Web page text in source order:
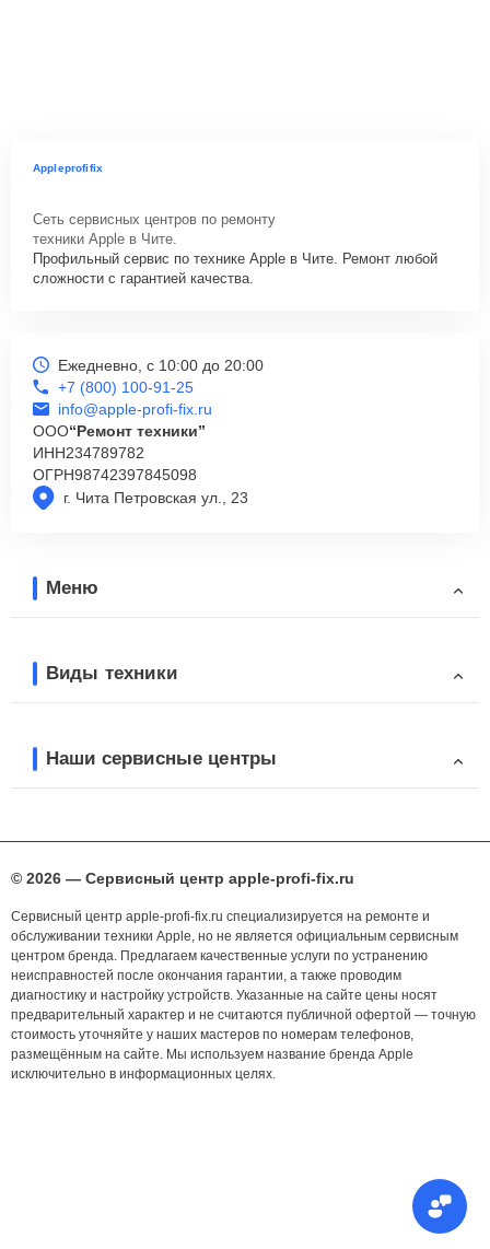
Appleprofifix
Сеть сервисных центров по ремонту
техники Apple в Чите.
Профильный сервис по технике Apple в Чите. Ремонт любой
сложности с гарантией качества.
г. Чита Петровская ул., 23
Ежедневно, с 10:00 до 20:00
+7 (800) 100-91-25
info@apple-profi-fix.ru
ООО“Ремонт техники”
ИНН234789782
ОГРН98742397845098
Меню
Виды техники
Наши сервисные центры
© 2026 — Сервисный центр apple-profi-fix.ru
Сервисный центр apple-profi-fix.ru специализируется на ремонте и
обслуживании техники Apple, но не является официальным сервисным
центром бренда. Предлагаем качественные услуги по устранению
неисправностей после окончания гарантии, а также проводим
диагностику и настройку устройств. Указанные на сайте цены носят
предварительный характер и не считаются публичной офертой — точную
стоимость уточняйте у наших мастеров по номерам телефонов,
размещённым на сайте. Мы используем название бренда Apple
исключительно в информационных целях.